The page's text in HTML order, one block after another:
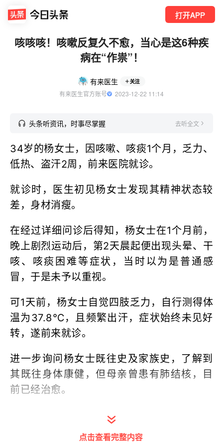
打开APP
咳咳咳！咳嗽反复久不愈，当心是这6种疾
病在“作祟”！
有来医生 关注
有来医生官方账号
  2023-12-22 11:14
头条听资讯，时事尽掌握 去听全文
34岁的杨女士，因咳嗽、咳痰1个月，乏力、
低热、盗汗2周，前来医院就诊。
就诊时，医生初见杨女士发现其精神状态较
差，身材消瘦。
在经过详细问诊后得知，杨女士在1个月前，
晚上剧烈运动后，第2天晨起便出现头晕、干
咳、咳痰困难等症状，当时以为是普通感
冒，于是未予以重视。
可1天前，杨女士自觉四肢乏力，自行测得体
温为37.8℃，且频繁出汗，症状始终未见好
转，遂前来就诊。
进一步询问杨女士既往史及家族史，了解到
其既往身体康健，但母亲曾患有肺结核，目
前已经治愈。
医生给予杨女士进行肺部CT检查及系列辅助
检查，包括血常规、肝功、血脂、血沉、C反
点击查看完整内容